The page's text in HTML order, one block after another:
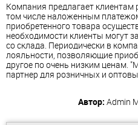
Компания предлагает
том числе наложенным
приобретенного товара
необходимости клиенты могут
со склада. Периодически в
лояльности, позволяющие
другое по очень низким ценам.
партнер для розничных и
Автор: Admin